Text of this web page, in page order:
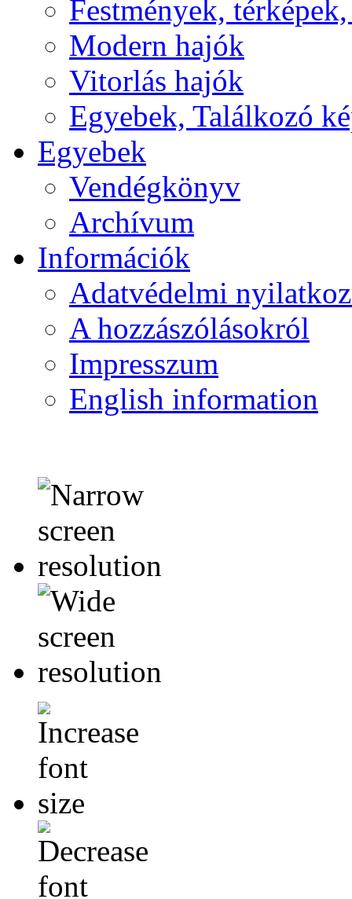
Festmények,
Modern hajók
Vitorlás hajók
Egyebek, Találkozó
Egyebek
Vendégkönyv
Archívum
Információk
Adatvédelmi
A hozzászólásokról
Impresszum
English information